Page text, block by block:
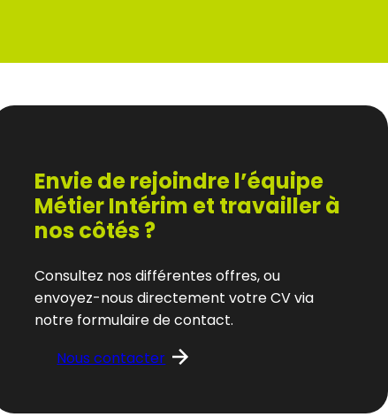
Envie de rejoindre l’équipe
Métier Intérim et travailler à
nos côtés ?
Consultez nos différentes offres, ou
envoyez-nous directement votre CV via
notre formulaire de contact.
Nous contacter